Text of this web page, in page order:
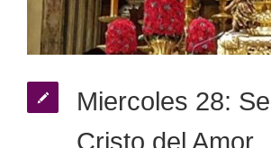
Miercoles 28:
Cristo del Amor